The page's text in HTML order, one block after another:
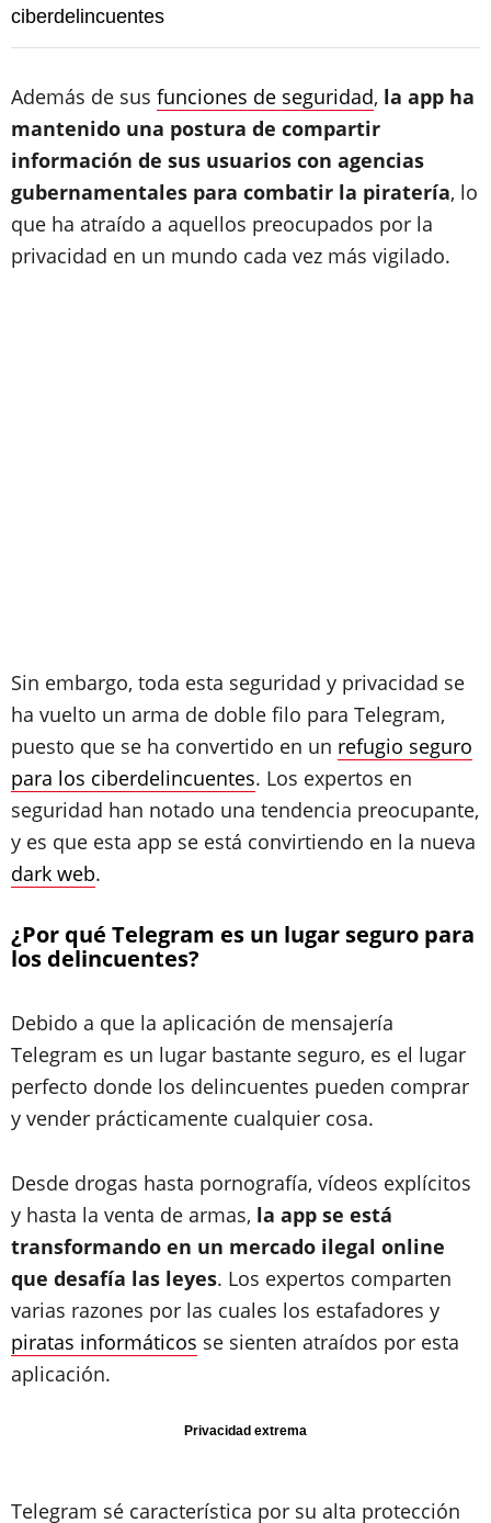
ciberdelincuentes
Además de sus funciones de seguridad, la app ha
mantenido una postura de compartir
información de sus usuarios con agencias
gubernamentales para combatir la piratería, lo
que ha atraído a aquellos preocupados por la
privacidad en un mundo cada vez más vigilado.
Sin embargo, toda esta seguridad y privacidad se
ha vuelto un arma de doble filo para Telegram,
puesto que se ha convertido en un refugio seguro
para los ciberdelincuentes. Los expertos en
seguridad han notado una tendencia preocupante,
y es que esta app se está convirtiendo en la nueva
dark web.
¿Por qué Telegram es un lugar seguro para
los delincuentes?
Debido a que la aplicación de mensajería
Telegram es un lugar bastante seguro, es el lugar
perfecto donde los delincuentes pueden comprar
y vender prácticamente cualquier cosa.
Desde drogas hasta pornografía, vídeos explícitos
y hasta la venta de armas, la app se está
transformando en un mercado ilegal online
que desafía las leyes. Los expertos comparten
varias razones por las cuales los estafadores y
piratas informáticos se sienten atraídos por esta
aplicación.
Privacidad extrema
Telegram sé característica por su alta protección